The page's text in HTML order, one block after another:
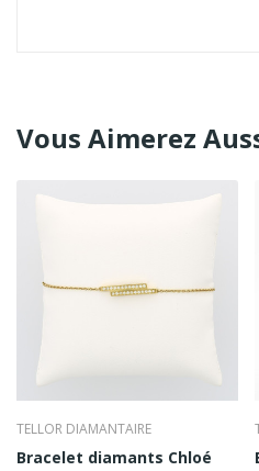
Vous Aimerez
TELLOR DIAMANTAIRE
Bracelet diamants Chloé